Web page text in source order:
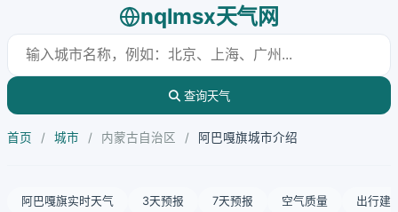
nqlmsx天气网
查询天气
首页 / 城市 / 内蒙古自治区 / 阿巴嘎旗城市介绍
阿巴嘎旗实时天气 3天预报 7天预报 空气质量 出行建